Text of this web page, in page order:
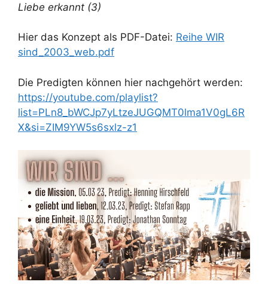
Liebe erkannt (3)
Hier das Konzept als PDF-Datei: Reihe WIR
sind_2003_web.pdf
Die Predigten können hier nachgehört werden:
https://youtube.com/playlist?
list=PLn8_bWCJp7yLtzeJUGQMT0lma1V0gL6R
X&si=ZIM9YW5s6sxlz-z1